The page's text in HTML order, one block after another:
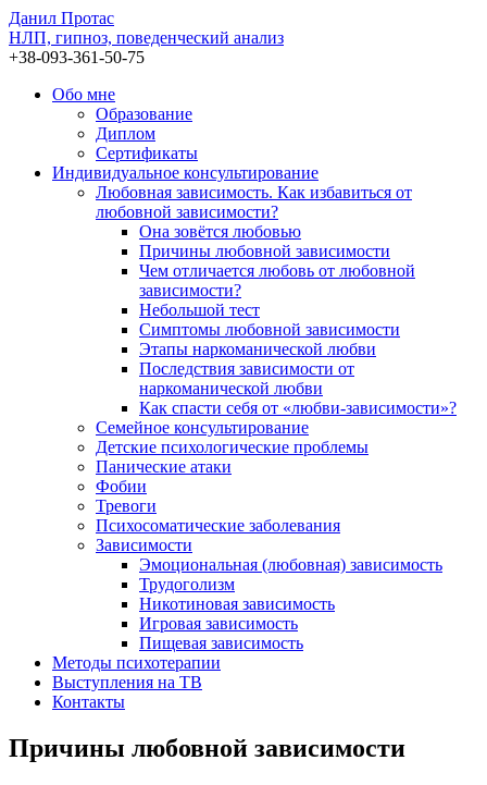
Данил Протас
НЛП, гипноз, поведенческий анализ
+38-093-361-50-75
Обо мне
Образование
Диплом
Сертификаты
Индивидуальное консультирование
Любовная зависимость. Как избавиться от
любовной зависимости?
Она зовётся любовью
Причины любовной зависимости
Чем отличается любовь от любовной
зависимости?
Небольшой тест
Симптомы любовной зависимости
Этапы наркоманической любви
Последствия зависимости от
наркоманической любви
Как спасти себя от «любви-зависимости»?
Семейное консультирование
Детские психологические проблемы
Панические атаки
Фобии
Тревоги
Психосоматические заболевания
Зависимости
Эмоциональная (любовная) зависимость
Трудоголизм
Никотиновая зависимость
Игровая зависимость
Пищевая зависимость
Методы психотерапии
Выступления на ТВ
Контакты
Причины любовной зависимости